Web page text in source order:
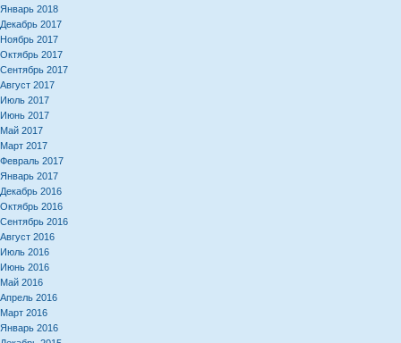
Январь 2018
Декабрь 2017
Ноябрь 2017
Октябрь 2017
Сентябрь 2017
Август 2017
Июль 2017
Июнь 2017
Май 2017
Март 2017
Февраль 2017
Январь 2017
Декабрь 2016
Октябрь 2016
Сентябрь 2016
Август 2016
Июль 2016
Июнь 2016
Май 2016
Апрель 2016
Март 2016
Январь 2016